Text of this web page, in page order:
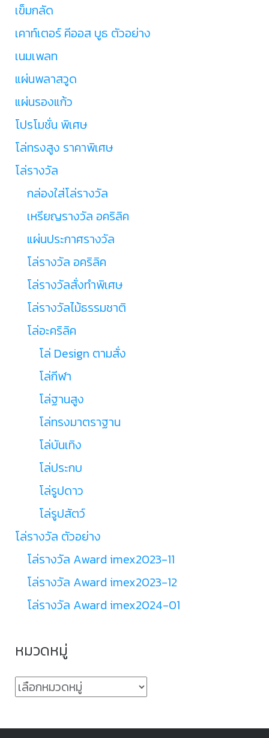
เข็มกลัด
เคาท์เตอร์ คีออส บูธ ตัวอย่าง
เนมเพลท
แผ่นพลาสวูด
แผ่นรองแก้ว
โปรโมชั่น พิเศษ
โล่ทรงสูง ราคาพิเศษ
โล่รางวัล
กล่องใส่โล่รางวัล
เหรียญรางวัล อคริลิค
แผ่นประกาศรางวัล
โล่รางวัล อคริลิค
โล่รางวัลสั่งทำพิเศษ
โล่รางวัลไม้ธรรมชาติ
โล่อะคริลิค
โล่ Design ตามสั่ง
โล่กีฬา
โล่ฐานสูง
โล่ทรงมาตราฐาน
โล่บันเทิง
โล่ประกบ
โล่รูปดาว
โล่รูปสัตว์
โล่รางวัล ตัวอย่าง
โล่รางวัล Award imex2023-11
โล่รางวัล Award imex2023-12
โล่รางวัล Award imex2024-01
หมวดหมู่
หมวด